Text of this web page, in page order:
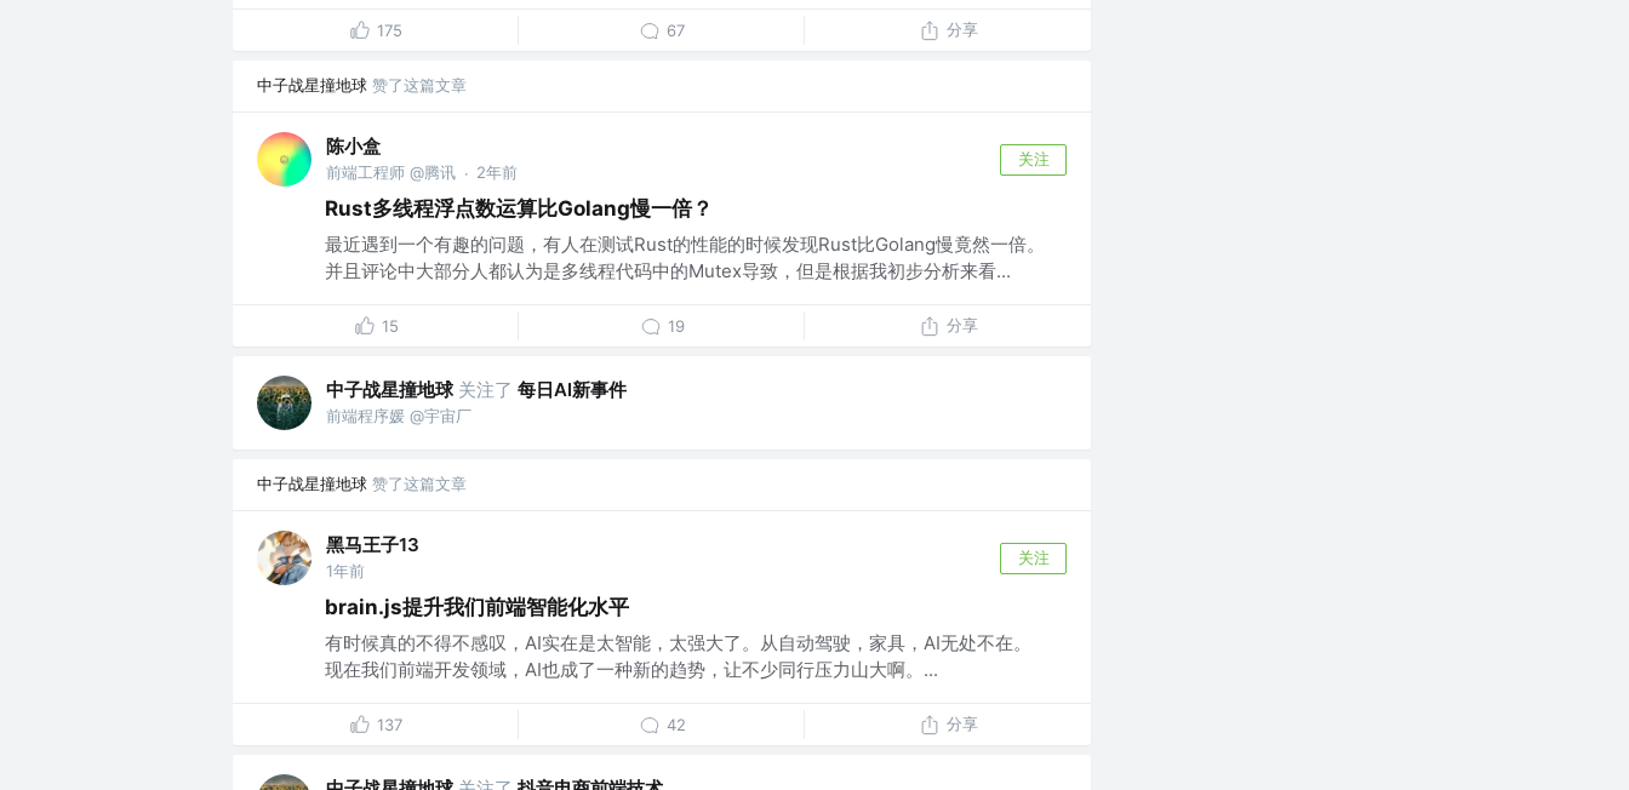
175 67 分享
中子战星撞地球 赞了这篇文章
陈小盒
前端工程师 @腾讯 · 2年前
关注
Rust多线程浮点数运算比Golang慢一倍？
最近遇到一个有趣的问题，有人在测试Rust的性能的时候发现Rust比Golang慢竟然一倍。
并且评论中大部分人都认为是多线程代码中的Mutex导致，但是根据我初步分析来看...
15 19 分享
中子战星撞地球 关注了 每日AI新事件
前端程序媛 @宇宙厂
中子战星撞地球 赞了这篇文章
黑马王子13
1年前
关注
brain.js提升我们前端智能化水平
有时候真的不得不感叹，AI实在是太智能，太强大了。从自动驾驶，家具，AI无处不在。
现在我们前端开发领域，AI也成了一种新的趋势，让不少同行压力山大啊。...
137 42 分享